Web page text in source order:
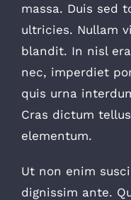
massa. Duis sed
ultricies. Nullam
blandit. In nisl
nec, imperdiet
quis urna
Cras dictum
elementum.
Ut non enim
dignissim ante.